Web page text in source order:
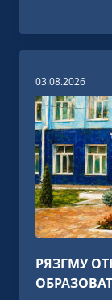
03.08.2026
РЯЗГМУ